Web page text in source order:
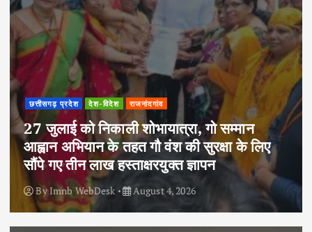
छत्तीसगढ़ प्रदेश देश-विदेश राजनांदगांव
27 जुलाई को निकाली शोभायात्रा, गो सम्मान
आह्वान अभियान के तहत गौ वंश की सुरक्षा के लिए
सौंपे गए तीन लाख हस्ताक्षरयुक्त ज्ञापन
ByImnb WebDesk August 4, 2026